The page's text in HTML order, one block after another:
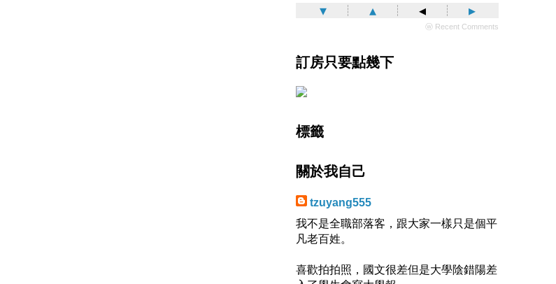
▾ ▴ ◂ ▸
ⓦ Recent Comments
訂房只要點幾下
標籤
關於我自己
tzuyang555
我不是全職部落客，跟大家一樣只是個平
凡老百姓。
喜歡拍拍照，國文很差但是大學陰錯陽差